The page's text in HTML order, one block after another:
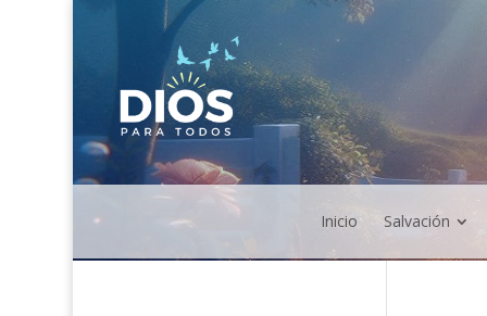
Inicio Salvación